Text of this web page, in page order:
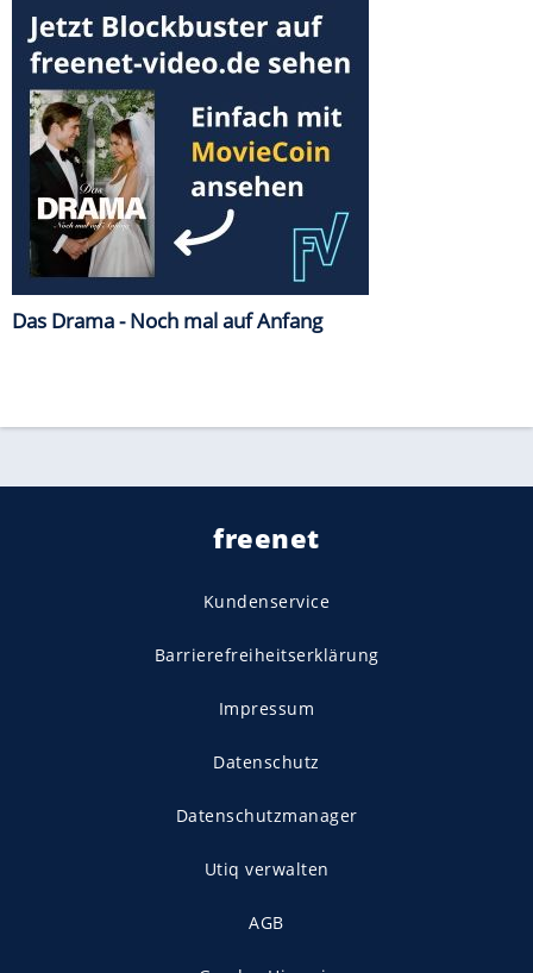
Das Drama - Noch mal auf Anfang
freenet
Kundenservice
Barrierefreiheitserklärung
Impressum
Datenschutz
Datenschutzmanager
Utiq verwalten
AGB